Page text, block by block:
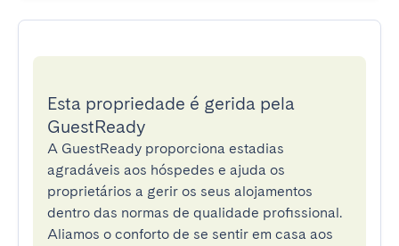
Esta propriedade é gerida pela
GuestReady
A GuestReady proporciona estadias
agradáveis aos hóspedes e ajuda os
proprietários a gerir os seus alojamentos
dentro das normas de qualidade profissional.
Aliamos o conforto de se sentir em casa aos